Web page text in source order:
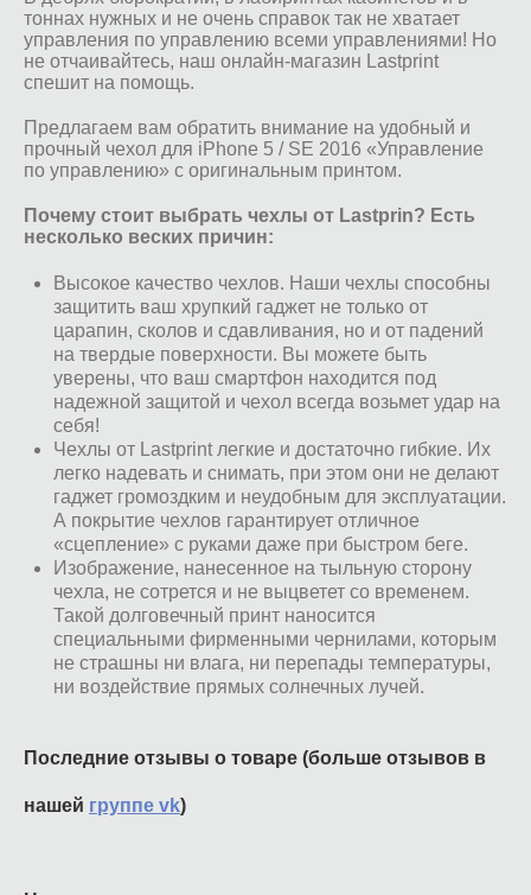
тоннах нужных и не очень справок так не хватает
управления по управлению всеми управлениями! Но
не отчаивайтесь, наш онлайн-магазин Lastprint
спешит на помощь.
Предлагаем вам обратить внимание на удобный и
прочный чехол для iPhone 5 / SE 2016 «Управление
по управлению» с оригинальным принтом.
Почему стоит выбрать чехлы от Lastprin? Есть
несколько веских причин:
Высокое качество чехлов. Наши чехлы способны
защитить ваш хрупкий гаджет не только от
царапин, сколов и сдавливания, но и от падений
на твердые поверхности. Вы можете быть
уверены, что ваш смартфон находится под
надежной защитой и чехол всегда возьмет удар на
себя!
Чехлы от Lastprint легкие и достаточно гибкие. Их
легко надевать и снимать, при этом они не делают
гаджет громоздким и неудобным для эксплуатации.
А покрытие чехлов гарантирует отличное
«сцепление» с руками даже при быстром беге.
Изображение, нанесенное на тыльную сторону
чехла, не сотрется и не выцветет со временем.
Такой долговечный принт наносится
специальными фирменными чернилами, которым
не страшны ни влага, ни перепады температуры,
ни воздействие прямых солнечных лучей.
Последние отзывы о товаре (больше отзывов в
нашей группе vk)